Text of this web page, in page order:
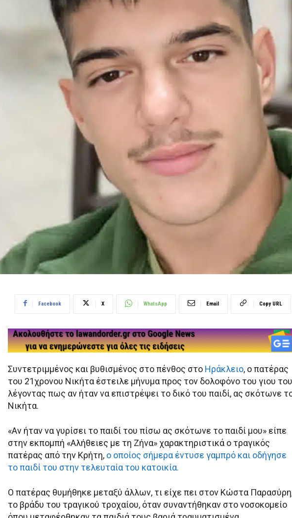
Facebook X WhatsApp Email Copy URL
Συντετριμμένος και βυθισμένος στο πένθος στο Ηράκλειο, ο πατέρας
του 21χρονου Νικήτα έστειλε μήνυμα προς τον δολοφόνο του γιου
λέγοντας πως αν ήταν να επιστρέψει το δικό του παιδί, ας σκότωνε
Νικήτα.
«Αν ήταν να γυρίσει το παιδί του πίσω ας σκότωνε το παιδί μου» είπε
στην εκπομπή «Αλήθειες με τη Ζήνα» χαρακτηριστικά ο τραγικός
πατέρας από την Κρήτη, ο οποίος σήμερα έντυσε γαμπρό και οδήγησε
το παιδί του στην τελευταία του κατοικία.
Ο πατέρας θυμήθηκε μεταξύ άλλων, τι είχε πει στον Κώστα
το βράδυ του τραγικού τροχαίου, όταν συναντήθηκαν στο νοσοκομείο